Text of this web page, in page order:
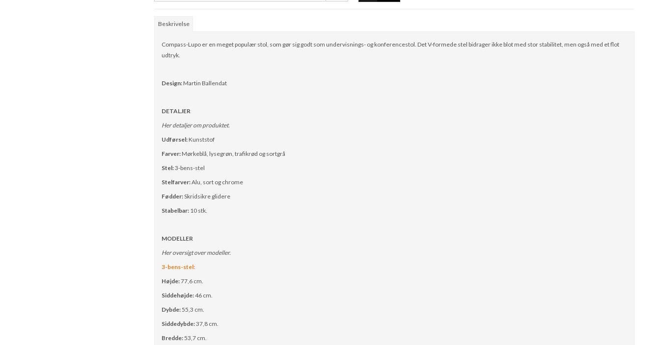
Beskrivelse
Compass-Lupo er en meget populær stol, som gør sig godt som undervisnings- og konferencestol. Det V-formede stel bidrager ikke blot med stor stabilitet, men også med et flot
udtryk.
Design:Martin Ballendat
DETALJER
Her detaljer om produktet.
Udførsel:Kunststof
Farver:Mørkeblå, lysegrøn, trafikrød og sortgrå
Stel:3-bens-stel
Stelfarver:Alu, sort og chrome
Fødder:Skridsikre glidere
Stabelbar: 10 stk.
MODELLER
Her oversigt over modeller.
3-bens-stel:
Højde:77,6 cm.
Siddehøjde:46 cm.
Dybde: 55,3 cm.
Siddedybde:37,8 cm.
Bredde: 53,7 cm.